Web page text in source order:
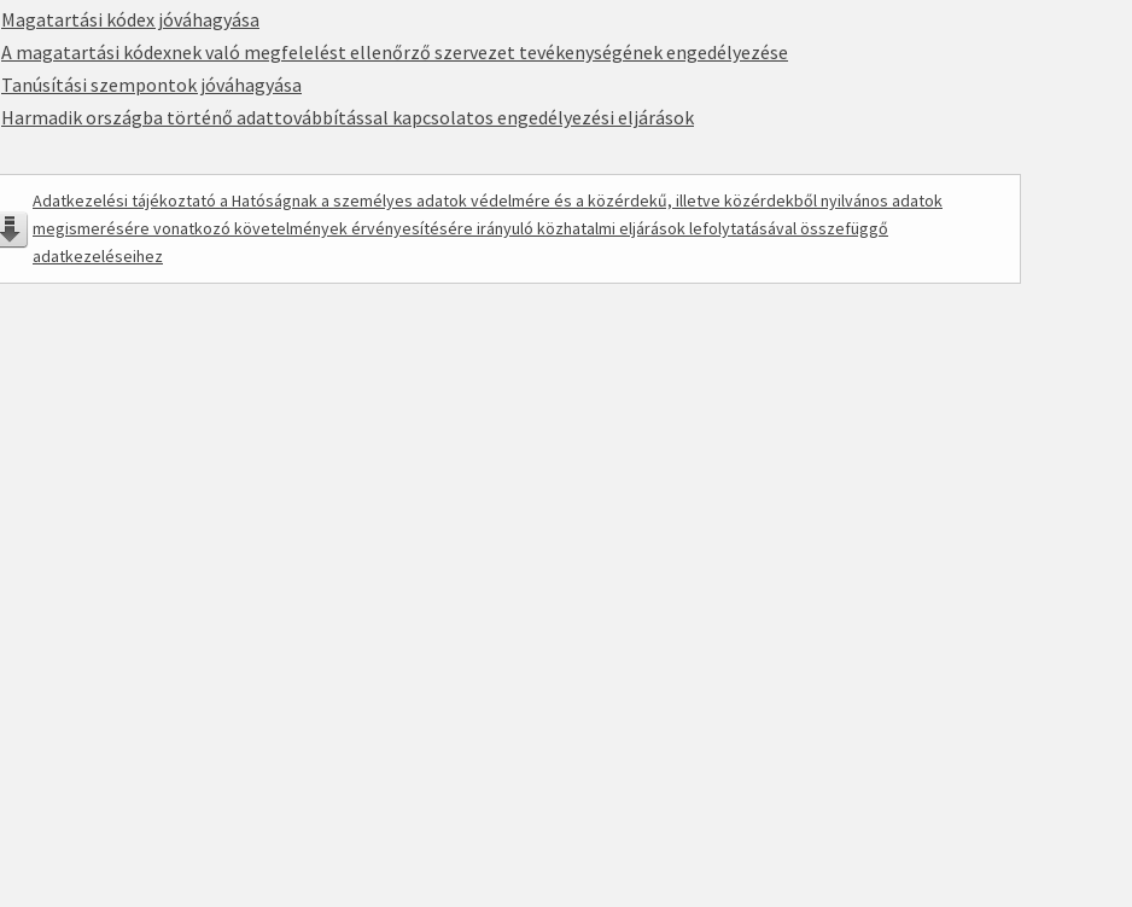
Magatartási kódex jóváhagyása
A magatartási kódexnek való megfelelést ellenőrző szervezet tevékenységének engedélyezése
Tanúsítási szempontok jóváhagyása
Harmadik országba történő adattovábbítással kapcsolatos engedélyezési eljárások
Adatkezelési tájékoztató a Hatóságnak a személyes adatok védelmére és a közérdekű, illetve közérdekből nyilvános adatok
megismerésére vonatkozó követelmények érvényesítésére irányuló közhatalmi eljárások lefolytatásával összefüggő
adatkezeléseihez